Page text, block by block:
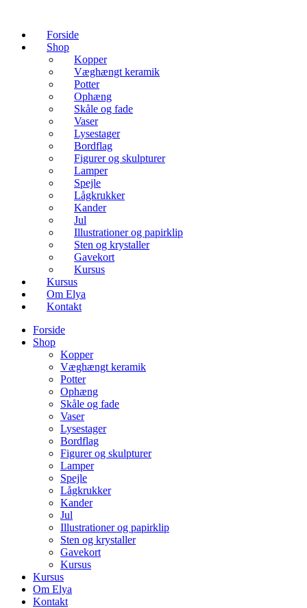
Forside
Shop
Kopper
Væghængt keramik
Potter
Ophæng
Skåle og fade
Vaser
Lysestager
Bordflag
Figurer og skulpturer
Lamper
Spejle
Lågkrukker
Kander
Jul
Illustrationer og papirklip
Sten og krystaller
Gavekort
Kursus
Kursus
Om Elya
Kontakt
Forside
Shop
Kopper
Væghængt keramik
Potter
Ophæng
Skåle og fade
Vaser
Lysestager
Bordflag
Figurer og skulpturer
Lamper
Spejle
Lågkrukker
Kander
Jul
Illustrationer og papirklip
Sten og krystaller
Gavekort
Kursus
Kursus
Om Elya
Kontakt